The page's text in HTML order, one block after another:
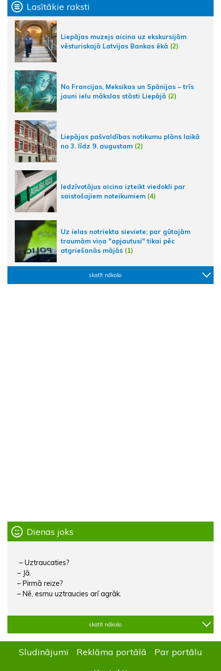
Lasītākie raksti
Liepājas muzejs aicina uz ekskursijām
vēsturiskajā Latvijas Bankas ēkā (2)
No Francijas, Meksikas un Spānijas – trīs
jauni ielu mākslas stāsti Liepājā (2)
Liepājas pašvaldības notikumu plāns laikā
no 3. līdz 9. augustam (2)
Iedzīvotājus aicina izteikt viedokli par
saistošajiem noteikumiem (4)
Uz ielas notriekta sieviete; par gūtajām
traumām viņa "apjautusi" tikai pēc
atgriešanās mājās (1)
skatīt nākošo
Dienas joks
– Uztraucaties?
– Jā.
– Pirmā reize?
– Nē, esmu uztraucies arī agrāk.
skatīt nākošo
Sludinājumi Reklāma portālā
Par portālu